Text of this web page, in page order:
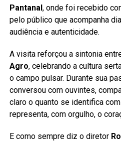
Pantanal, onde foi recebido
pelo público que acompanha
audiência e autenticidade.
A visita reforçou a sintonia
Agro, celebrando a cultura
o campo pulsar. Durante sua
conversou com ouvintes,
claro o quanto se identifica
representa, com orgulho, o
E como sempre diz o diretor